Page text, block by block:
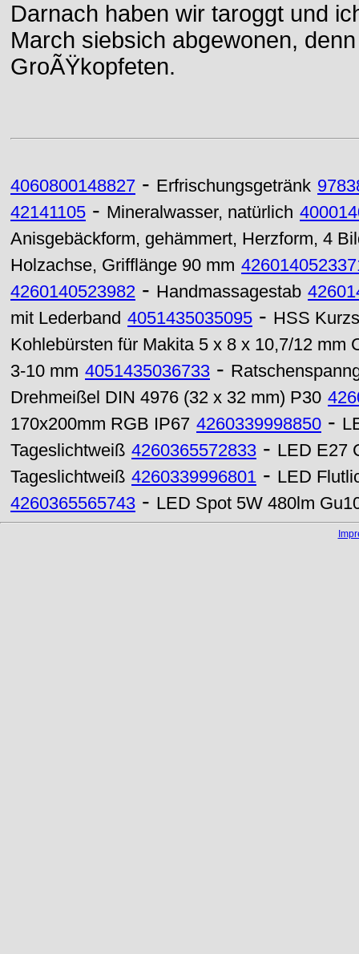
Darnach haben wir taroggt und
March siebsich abgewonen,
GroÃŸkopfeten.
4060800148827 - Erfrischungsgetränk
42141105 - Mineralwasser, natürlich
Anisgebäckform, gehämmert, Herzform, 4
Holzachse, Grifflänge 90 mm
4260140523982 - Handmassagestab
mit Lederband 4051435035095 - HSS
Kohlebürsten für Makita 5 x 8 x 10,7/12 mm
3-10 mm 4051435036733 -
Drehmeißel DIN 4976 (32 x 32 mm) P30
170x200mm RGB IP67 4260339998850 -
Tageslichtweiß 4260365572833 - LED E27
Tageslichtweiß 4260339996801 - LED
4260365565743 - LED Spot 5W 480lm